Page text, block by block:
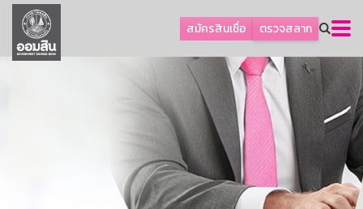
สมัครสินเชื่อ ตรวจสลาก
ลูกค้าธุรกิจ
ลูกค้าผู้ประกอบรายย่อย
การพัฒนาที่ยั่งยืน